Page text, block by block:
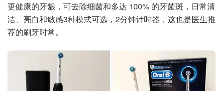
更健康的牙龈，可去除细菌和多达 100% 的牙菌斑，日常清
洁、亮白和敏感3种模式可选，2分钟计时器，这也是医生推
荐的刷牙时常。